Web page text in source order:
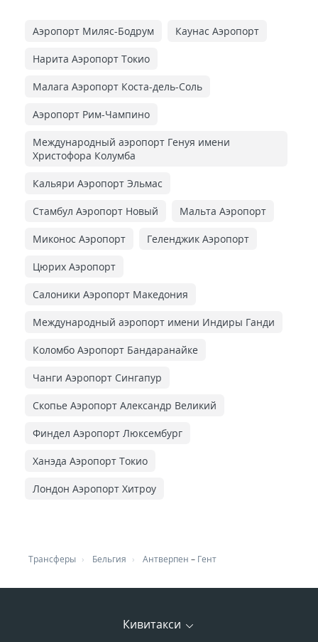
Аэропорт Миляс-Бодрум Каунас Аэропорт
Нарита Аэропорт Токио
Малага Аэропорт Коста-дель-Соль
Аэропорт Рим-Чампино
Международный аэропорт Генуя имени
Христофора Колумба
Кальяри Аэропорт Эльмас
Стамбул Аэропорт Новый Мальта Аэропорт
Миконос Аэропорт Геленджик Аэропорт
Цюрих Аэропорт
Салоники Аэропорт Македония
Международный аэропорт имени Индиры Ганди
Коломбо Аэропорт Бандаранайке
Чанги Аэропорт Сингапур
Скопье Аэропорт Александр Великий
Финдел Аэропорт Люксембург
Ханэда Аэропорт Токио
Лондон Аэропорт Хитроу
Трансферы Бельгия Антверпен – Гент
Кивитакси